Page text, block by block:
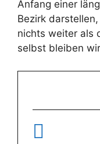
Anfang einer
Bezirk
nichts weiter als
selbst bleiben